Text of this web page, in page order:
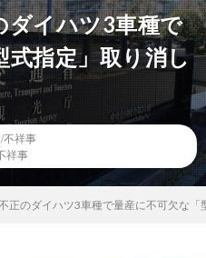
ダイハツ3車種で
式指定」取り消し
不祥事
祥事
正のダイハツ3車種で量産に不可欠な「